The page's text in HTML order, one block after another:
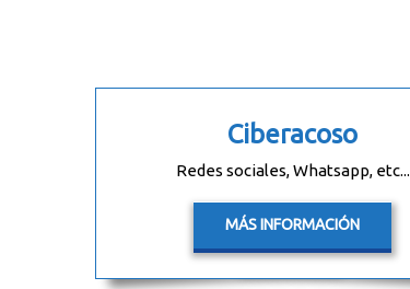
Ciberacoso
Redes sociales, Whatsapp, etc...
MÁS INFORMACIÓN